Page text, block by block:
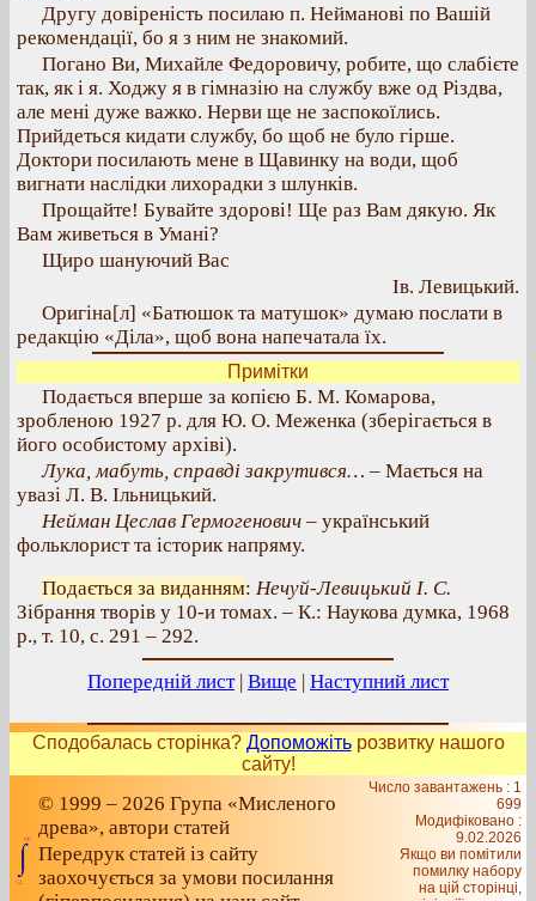
Другу довіреність посилаю п. Нейманові по Вашій
рекомендації, бо я з ним не знакомий.
Погано Ви, Михайле Федоровичу, робите, що слабієте
так, як і я. Ходжу я в гімназію на службу вже од Різдва,
але мені дуже важко. Нерви ще не заспокоїлись.
Прийдеться кидати службу, бо щоб не було гірше.
Доктори посилають мене в Щавинку на води, щоб
вигнати наслідки лихорадки з шлунків.
Прощайте! Бувайте здорові! Ще раз Вам дякую. Як
Вам живеться в Умані?
Щиро шануючий Вас
Ів. Левицький.
Оригіна[л] «Батюшок та матушок» думаю послати в
редакцію «Діла», щоб вона напечатала їх.
Примітки
Подається вперше за копією Б. М. Комарова,
зробленою 1927 р. для Ю. О. Меженка (зберігається в
його особистому архіві).
Лука, мабуть, справді закрутився… – Мається на
увазі Л. В. Ільницький.
Нейман Цеслав Гермогенович – український
фольклорист та історик напряму.
Подається за виданням: Нечуй-Левицький І. С.
Зібрання творів у 10-и томах. – К.: Наукова думка, 1968
р., т. 10, с. 291 – 292.
Попередній лист| Вище | Наступний лист
Сподобалась сторінка? Допоможітьрозвитку нашого
сайту!
© 1999 – 2026 Група «Мисленого
древа», автори статей
Передрук статей із сайту
заохочується за умови посилання
Число завантажень : 1
699
Модифіковано :
9.02.2026
Якщо ви помітили
помилку набору
на цiй сторiнцi,